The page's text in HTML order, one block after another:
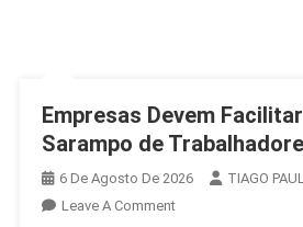
Empresas Devem
Sarampo de
6 De Agosto De 2026
TIAGO
Leave A CommentOn